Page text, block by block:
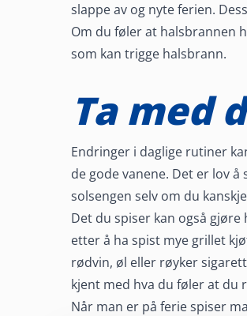
slappe av og nyte ferien.
Om du føler at halsbrannen
som kan trigge halsbrann.
Ta med
Endringer i daglige rutiner
de gode vanene. Det er lov
solsengen selv om du
Det du spiser kan også
etter å ha spist mye grillet
rødvin, øl eller røyker
kjent med hva du føler at du
Når man er på ferie spiser